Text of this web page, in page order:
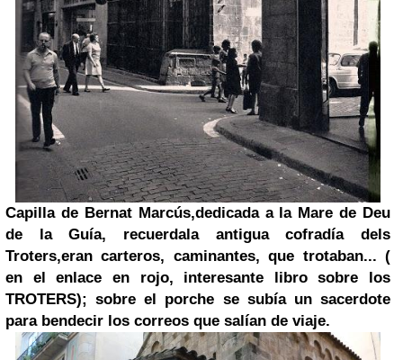
Capilla de Bernat Marcús,dedicada a la Mare de Deu
de la Guía, recuerdala antigua cofradía dels
Troters,eran carteros, caminantes, que trotaban... (
en el enlace en rojo, interesante libro sobre los
TROTERS); sobre el porche se subía un sacerdote
para bendecir los correos que salían de viaje.